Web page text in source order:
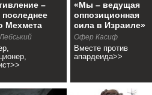
–
Мехмета
«Мы – ведущая
оппозиционная
сила в Израиле»
Офер Касиф
Вместе против
апардеида>>